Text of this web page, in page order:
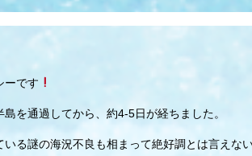
ーです
を通過してから、約4-5日が経ちました。
いる謎の海況不良も相まって絶好調とは言えな